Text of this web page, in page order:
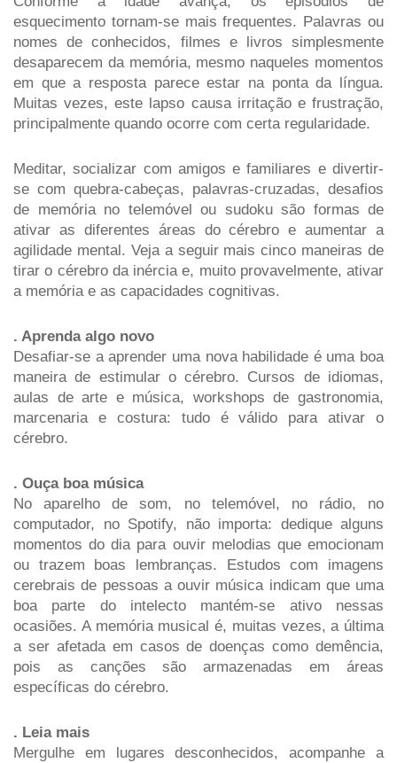
esquecimento tornam-se mais frequentes. Palavras ou
nomes de conhecidos, filmes e livros simplesmente
desaparecem da memória, mesmo naqueles momentos
em que a resposta parece estar na ponta da língua.
Muitas vezes, este lapso causa irritação e frustração,
principalmente quando ocorre com certa regularidade.
Meditar, socializar com amigos e familiares e divertir-
se com quebra-cabeças, palavras-cruzadas, desafios
de memória no telemóvel ou sudoku são formas de
ativar as diferentes áreas do cérebro e aumentar a
agilidade mental. Veja a seguir mais cinco maneiras de
tirar o cérebro da inércia e, muito provavelmente, ativar
a memória e as capacidades cognitivas.
. Aprenda algo novo
Desafiar-se a aprender uma nova habilidade é uma boa
maneira de estimular o cérebro. Cursos de idiomas,
aulas de arte e música, workshops de gastronomia,
marcenaria e costura: tudo é válido para ativar o
cérebro.
. Ouça boa música
No aparelho de som, no telemóvel, no rádio, no
computador, no Spotify, não importa: dedique alguns
momentos do dia para ouvir melodias que emocionam
ou trazem boas lembranças. Estudos com imagens
cerebrais de pessoas a ouvir música indicam que uma
boa parte do intelecto mantém-se ativo nessas
ocasiões. A memória musical é, muitas vezes, a última
a ser afetada em casos de doenças como demência,
pois as canções são armazenadas em áreas
específicas do cérebro.
. Leia mais
Mergulhe em lugares desconhecidos, acompanhe a